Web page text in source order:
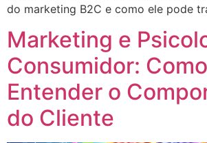
do marketing B2C e como ele pode
Marketing e
Consumidor: Como
Entender o
do Cliente